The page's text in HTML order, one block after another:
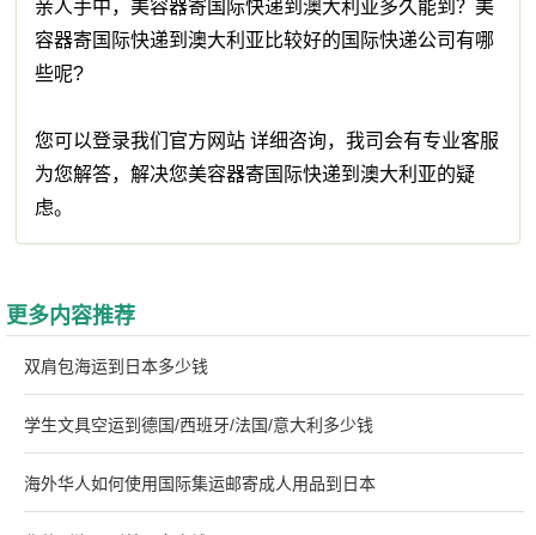
亲人手中，美容器寄国际快递到澳大利亚多久能到？美
容器寄国际快递到澳大利亚比较好的国际快递公司有哪
些呢?
您可以登录我们官方网站 详细咨询，我司会有专业客服
为您解答，解决您美容器寄国际快递到澳大利亚的疑
虑。
更多内容推荐
双肩包海运到日本多少钱
学生文具空运到德国/西班牙/法国/意大利多少钱
海外华人如何使用国际集运邮寄成人用品到日本